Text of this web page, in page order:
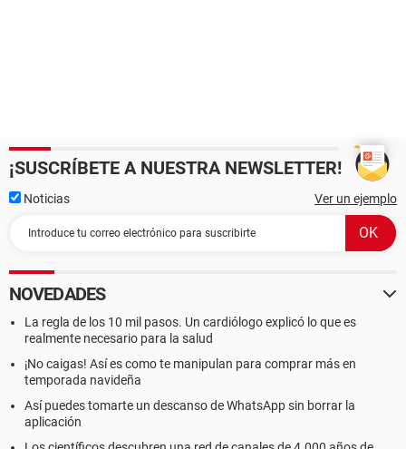
¡SUSCRÍBETE A NUESTRA NEWSLETTER!
Noticias Ver un ejemplo
NOVEDADES
La regla de los 10 mil pasos. Un cardiólogo explicó lo que es
realmente necesario para la salud
¡No caigas! Así es como te manipulan para comprar más en
temporada navideña
Así puedes tomarte un descanso de WhatsApp sin borrar la
aplicación